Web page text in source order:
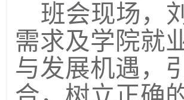
班会现场，
需求及学院就
与发展机遇，